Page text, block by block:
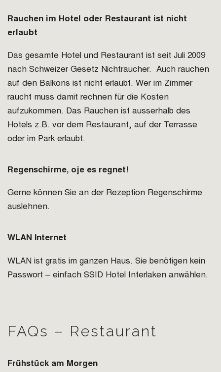
Rauchen im Hotel oder Restaurant ist nicht
erlaubt
Das gesamte Hotel und Restaurant ist seit Juli 2009
nach Schweizer Gesetz Nichtraucher. Auch rauchen
auf den Balkons ist nicht erlaubt. Wer im Zimmer
raucht muss damit rechnen für die Kosten
aufzukommen. Das Rauchen ist ausserhalb des
Hotels z.B. vor dem Restaurant, auf der Terrasse
oder im Park erlaubt.
Regenschirme, oje es regnet!
Gerne können Sie an der Rezeption Regenschirme
auslehnen.
WLAN Internet
WLAN ist gratis im ganzen Haus. Sie benötigen kein
Passwort – einfach SSID Hotel Interlaken anwählen.
FAQs – Restaurant
Frühstück am Morgen